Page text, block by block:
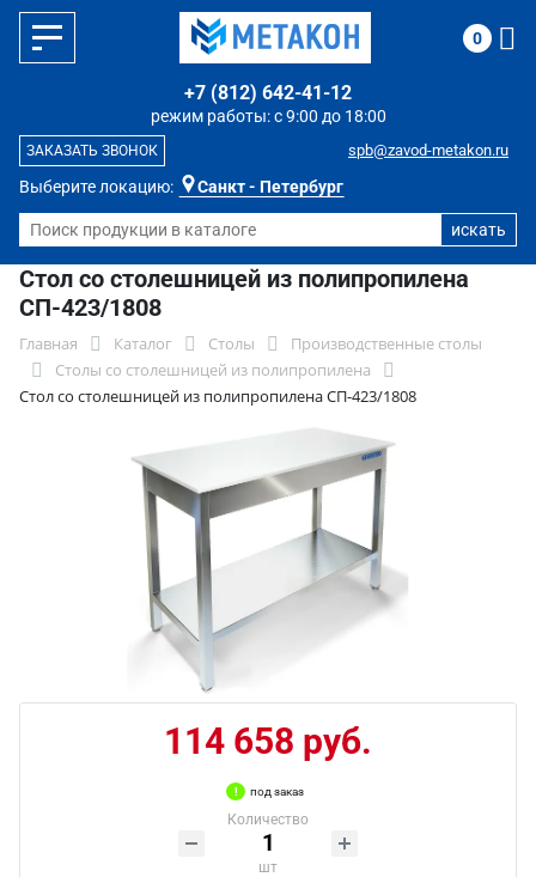
Выберите локацию: Санкт - Петербург
режим работы: с 9:00 до 18:00
+7 (812) 642-41-12
spb@zavod-metakon.ru
ЗАКАЗАТЬ ЗВОНОК
0
Стол со столешницей из полипропилена
СП-423/1808
Главная Каталог Столы
Производственные столы
Столы со столешницей из полипропилена
Стол со столешницей из полипропилена СП-423/1808
114 658 руб.
под заказ
Количество
шт